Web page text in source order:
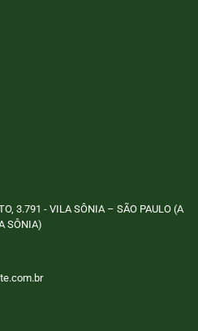
3.791 - VILA SÔNIA – SÃO PAULO (A
SÔNIA)